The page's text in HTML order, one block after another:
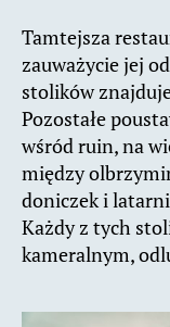
Tamtejsza
zauważycie jej
stolików
Pozostałe
wśród ruin, na
między
doniczek i
Każdy z tych
kameralnym,